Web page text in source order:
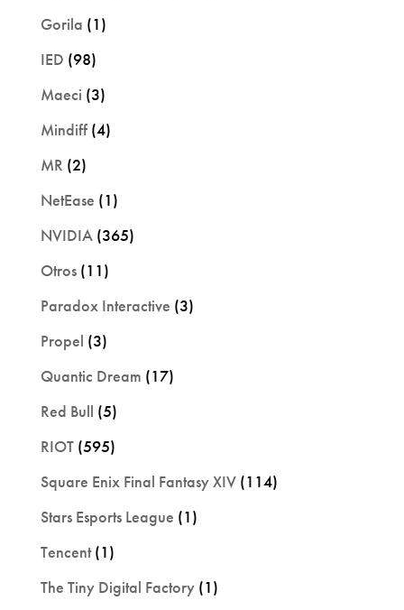
Gorila (1)
IED (98)
Maeci (3)
Mindiff(4)
MR (2)
NetEase (1)
NVIDIA(365)
Otros(11)
Paradox Interactive (3)
Propel (3)
Quantic Dream (17)
Red Bull (5)
RIOT(595)
Square Enix Final Fantasy XIV(114)
Stars Esports League (1)
Tencent(1)
The Tiny Digital Factory(1)